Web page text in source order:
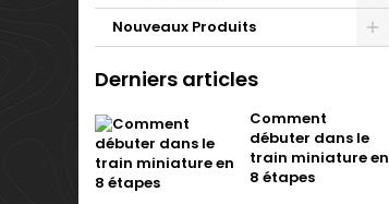
Nouveaux Produits
Derniers articles
Comment
débuter dans le
train miniature en
8 étapes